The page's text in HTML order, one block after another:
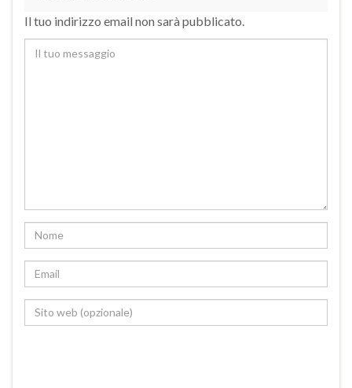
Il tuo indirizzo email non sarà pubblicato.